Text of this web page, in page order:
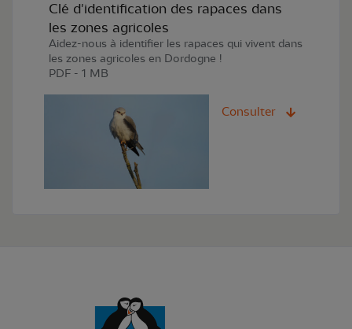
Clé d'identification des rapaces dans
les zones agricoles
Aidez-nous à identifier les rapaces qui vivent dans
les zones agricoles en Dordogne !
PDF - 1 MB
Consulter